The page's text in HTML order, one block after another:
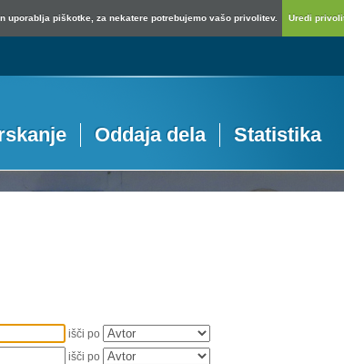
uporablja piškotke, za nekatere potrebujemo vašo privolitev. Uredi
Oddaja dela Statistika
išči po
išči po